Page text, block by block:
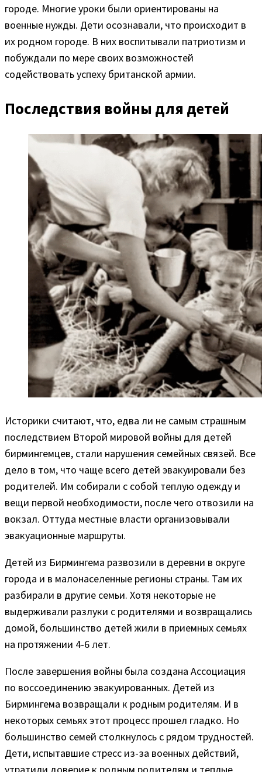
городе. Многие уроки были ориентированы на
военные нужды. Дети осознавали, что происходит в
их родном городе. В них воспитывали патриотизм и
побуждали по мере своих возможностей
содействовать успеху британской армии.
Последствия войны для детей
Историки считают, что, едва ли не самым страшным
последствием Второй мировой войны для детей
бирмингемцев, стали нарушения семейных связей. Все
дело в том, что чаще всего детей эвакуировали без
родителей. Им собирали с собой теплую одежду и
вещи первой необходимости, после чего отвозили на
вокзал. Оттуда местные власти организовывали
эвакуационные маршруты.
Детей из Бирмингема развозили в деревни в округе
города и в малонаселенные регионы страны. Там их
разбирали в другие семьи. Хотя некоторые не
выдерживали разлуки с родителями и возвращались
домой, большинство детей жили в приемных семьях
на протяжении 4-6 лет.
После завершения войны была создана Ассоциация
по воссоединению эвакуированных. Детей из
Бирмингема возвращали к родным родителям. И в
некоторых семьях этот процесс прошел гладко. Но
большинство семей столкнулось с рядом трудностей.
Дети, испытавшие стресс из-за военных действий,